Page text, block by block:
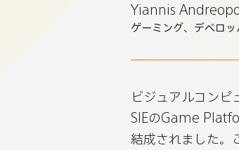
ュ
ア
ル
ン
ピ
ュ
Yiannis
ゲーミング、デベロ
ビジュアルコンピ
SIEのGame
結成されました。